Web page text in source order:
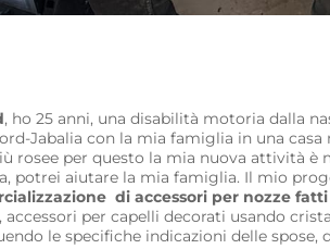
, ho 25 anni, una disabilità motoria dalla
Jabalia con la mia famiglia in una
rosee per questo la mia nuova attività
potrei aiutare la mia famiglia. Il mio
di accessori per nozze
accessori per capelli decorati usando
le specifiche indicazioni delle